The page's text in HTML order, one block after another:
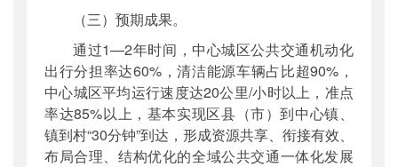
（三）预期成果。
通过1—2年时间，中心城区公共交通机动化
出行分担率达60%，清洁能源车辆占比超90%，
中心城区平均运行速度达20公里/小时以上，准点
率达85%以上，基本实现区县（市）到中心镇、
镇到村“30分钟”到达，形成资源共享、衔接有效、
布局合理、结构优化的全域公共交通一体化发展